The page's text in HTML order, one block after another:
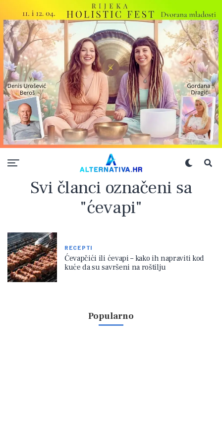
Svi članci označeni sa
"ćevapi"
RECEPTI
Ćevapčići ili ćevapi – kako ih napraviti kod
kuće da su savršeni na roštilju
Popularno